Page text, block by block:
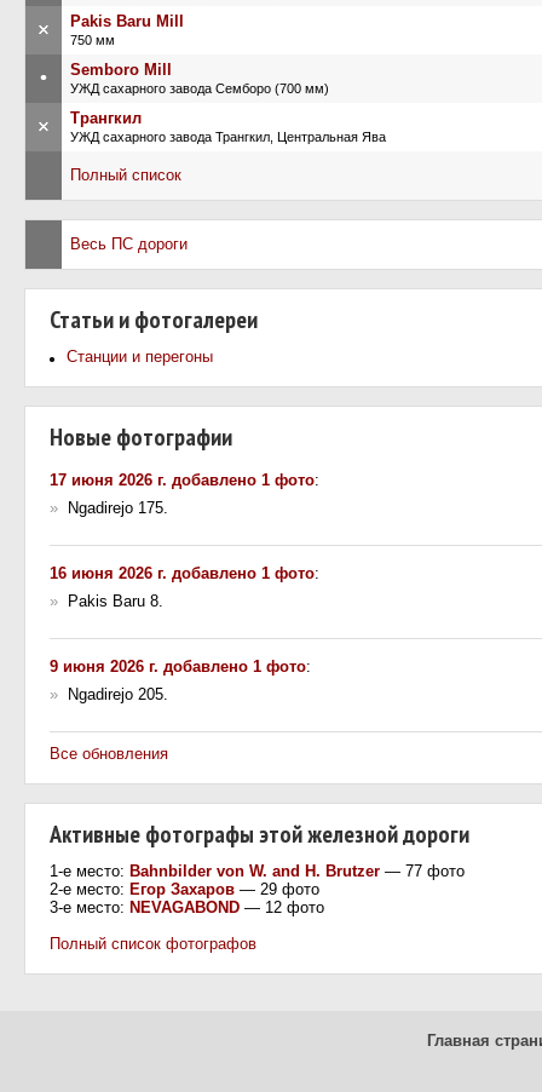
× Pakis Baru Mill
750 мм
• Semboro Mill
УЖД сахарного завода Семборо (700 мм)
× Трангкил
УЖД сахарного завода Трангкил, Центральная Ява
Полный список
Весь ПС дороги
Статьи и фотогалереи
Станции и перегоны
Новые фотографии
17 июня 2026 г. добавлено 1 фото:
»
Ngadirejo 175.
16 июня 2026 г. добавлено 1 фото:
»
Pakis Baru 8.
9 июня 2026 г. добавлено 1 фото:
»
Ngadirejo 205.
Все обновления
Активные фотографы этой железной дороги
1-е место: Bahnbilder von W. and H. Brutzer — 77 фото
2-е место: Егор Захаров — 29 фото
3-е место: NEVAGABOND — 12 фото
Полный список фотографов
Главная